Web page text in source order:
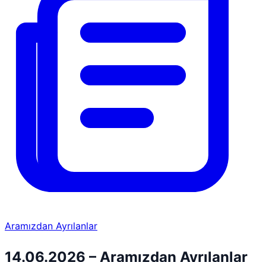
Aramızdan Ayrılanlar
14.06.2026 – Aramızdan Ayrılanlar